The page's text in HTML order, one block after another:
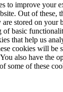
to improve your
Out of these,
are stored on your
of basic
that help us
cookies will be
also have the
some of these